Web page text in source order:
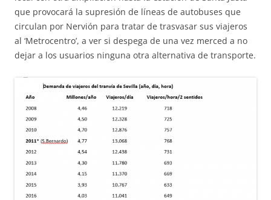
que provocará la supresión de líneas de autobuses que
circulan por Nervión para tratar de trasvasar sus viajeros
al ‘Metrocentro’, a ver si despega de una vez merced a no
dejar a los usuarios ninguna otra alternativa de transporte.